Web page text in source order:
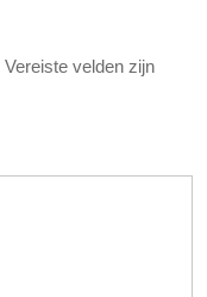
Vereiste velden zijn